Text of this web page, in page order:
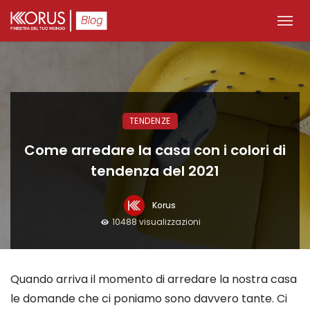
TENDENZE
Come arredare la casa con i colori di
tendenza del 2021
Korus
10488 visualizzazioni
Quando arriva il momento di arredare la nostra casa
le domande che ci poniamo sono davvero tante. Ci